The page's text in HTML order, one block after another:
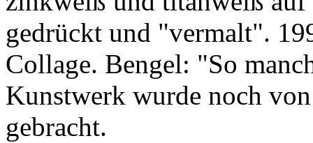
gedrückt und "vermalt".
Collage. Bengel: "So
Kunstwerk wurde noch
gebracht.